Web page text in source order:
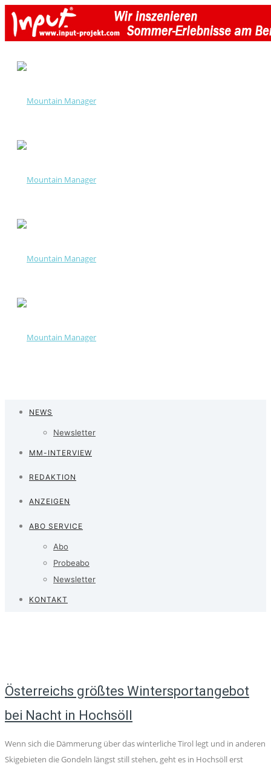
NEWS
Newsletter
MM-INTERVIEW
REDAKTION
ANZEIGEN
ABO SERVICE
Abo
Probeabo
Newsletter
KONTAKT
Österreichs größtes Wintersportangebot
bei Nacht in Hochsöll
Wenn sich die Dämmerung über das winterliche Tirol legt und in anderen
Skigebieten die Gondeln längst still stehen, geht es in Hochsöll erst